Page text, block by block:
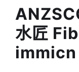
水匠
immicn